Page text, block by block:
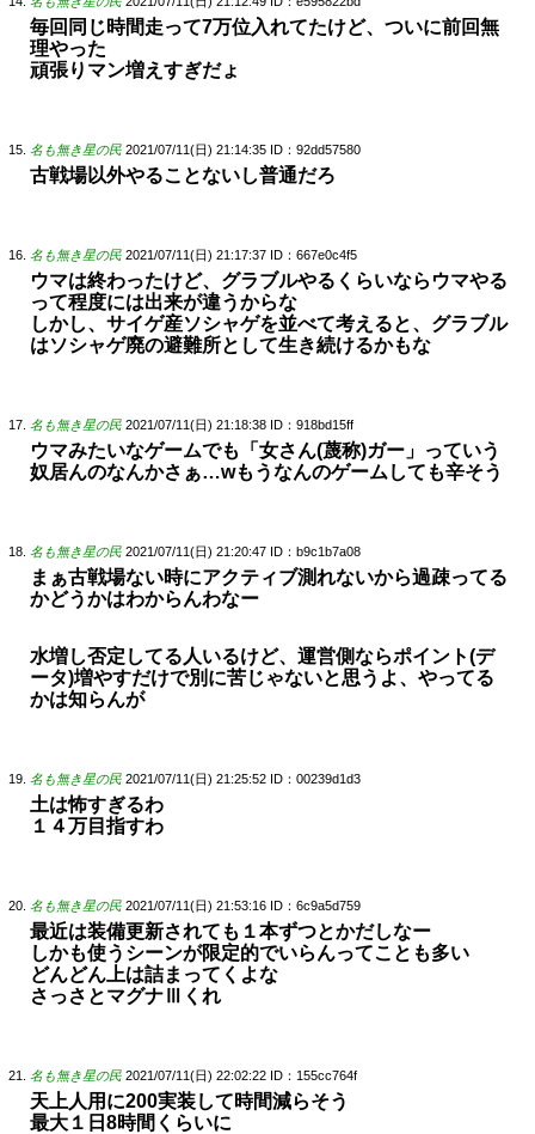
毎回同じ時間走って7万位入れてたけど、ついに前回無
理やった
頑張りマン増えすぎだょ
名も無き星の民 2021/07/11(日) 21:14:35 ID：92dd57580
古戦場以外やることないし普通だろ
名も無き星の民 2021/07/11(日) 21:17:37 ID：667e0c4f5
ウマは終わったけど、グラブルやるくらいならウマやる
って程度には出来が違うからな
しかし、サイゲ産ソシャゲを並べて考えると、グラブル
はソシャゲ廃の避難所として生き続けるかもな
名も無き星の民 2021/07/11(日) 21:18:38 ID：918bd15ff
ウマみたいなゲームでも「女さん(蔑称)ガー」っていう
奴居んのなんかさぁ…wもうなんのゲームしても辛そう
名も無き星の民 2021/07/11(日) 21:20:47 ID：b9c1b7a08
まぁ古戦場ない時にアクティブ測れないから過疎ってる
かどうかはわからんわなー
水増し否定してる人いるけど、運営側ならポイント(デ
ータ)増やすだけで別に苦じゃないと思うよ、やってる
かは知らんが
名も無き星の民 2021/07/11(日) 21:25:52 ID：00239d1d3
土は怖すぎるわ
１４万目指すわ
名も無き星の民 2021/07/11(日) 21:53:16 ID：6c9a5d759
最近は装備更新されても１本ずつとかだしなー
しかも使うシーンが限定的でいらんってことも多い
どんどん上は詰まってくよな
さっさとマグナⅢくれ
名も無き星の民 2021/07/11(日) 22:02:22 ID：155cc764f
天上人用に200実装して時間減らそう
最大１日8時間くらいに